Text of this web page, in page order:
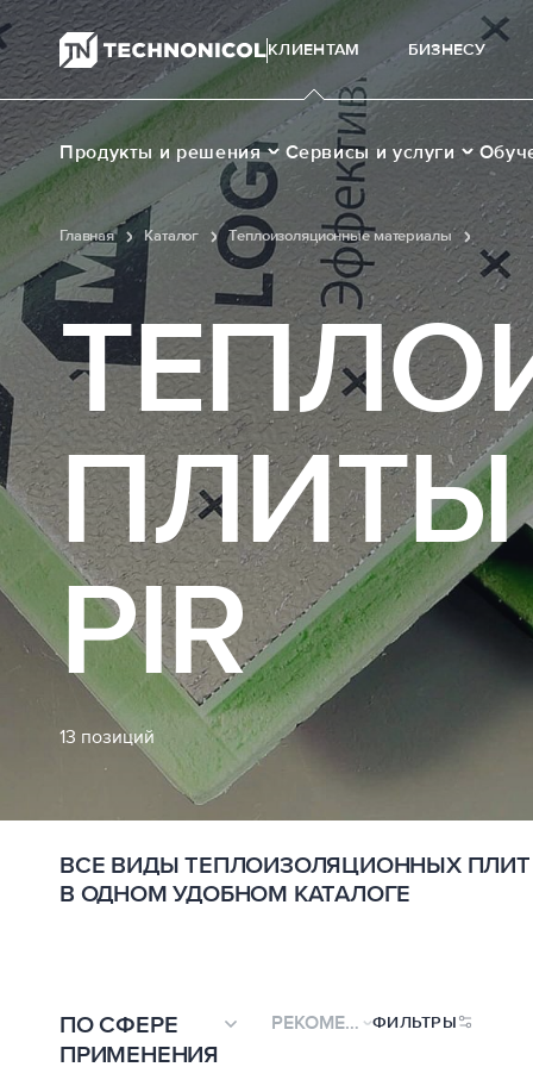
КЛИЕНТАМ БИЗНЕСУ
Продукты и решения Сервисы и услуги
Главная Каталог Теплоизоляционные материалы
ПЛИТЫ
PIR
13 позиций
ВСЕ ВИДЫ ТЕПЛОИЗОЛЯЦИОННЫХ ПЛИТ
В ОДНОМ УДОБНОМ КАТАЛОГЕ
ПО СФЕРЕ
ПРИМЕНЕНИЯ
РЕКОМЕНДУЕМЫЕ ФИЛЬТРЫ